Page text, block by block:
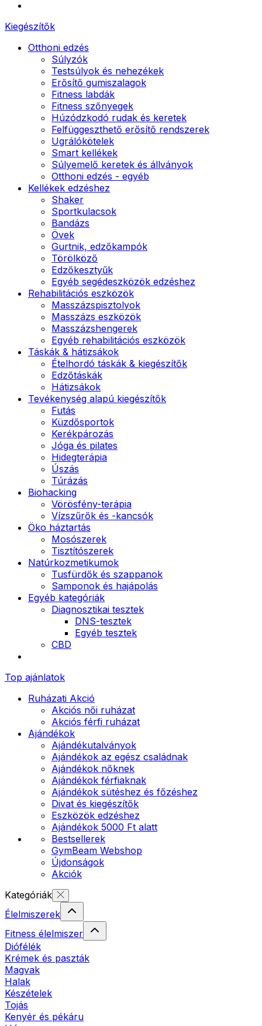
Kiegészítők
Otthoni edzés
Súlyzók
Testsúlyok és nehezékek
Erősítő gumiszalagok
Fitness labdák
Fitness szőnyegek
Húzódzkodó rudak és keretek
Felfüggeszthető erősítő rendszerek
Ugrálókötelek
Smart kellékek
Súlyemelő keretek és állványok
Otthoni edzés - egyéb
Kellékek edzéshez
Shaker
Sportkulacsok
Bandázs
Övek
Gurtnik, edzőkampók
Törölköző
Edzőkesztyűk
Egyéb segédeszközök edzéshez
Rehabilitációs eszközök
Masszázspisztolyok
Masszázs eszközök
Masszázshengerek
Egyéb rehabilitációs eszközök
Táskák & hátizsákok
Ételhordó táskák & kiegészítők
Edzőtáskák
Hátizsákok
Tevékenység alapú kiegészítők
Futás
Küzdősportok
Kerékpározás
Jóga és pilates
Hidegterápia
Úszás
Túrázás
Biohacking
Vörösfény-terápia
Vízszűrők és -kancsók
Öko háztartás
Mosószerek
Tisztítószerek
Natúrkozmetikumok
Tusfürdők és szappanok
Samponok és hajápolás
Egyéb kategóriák
Diagnosztikai tesztek
DNS-tesztek
Egyéb tesztek
CBD
Top ajánlatok
Ruházati Akció
Akciós női ruházat
Akciós férfi ruházat
Ajándékok
Ajándékutalványok
Ajándékok az egész családnak
Ajándékok nőknek
Ajándékok férfiaknak
Ajándékok sütéshez és főzéshez
Divat és kiegészítők
Eszközök edzéshez
Ajándékok 5000 Ft alatt
Bestsellerek
GymBeam Webshop
Újdonságok
Akciók
Kategóriák
Élelmiszerek
Fitness élelmiszer
Diófélék
Krémek és paszták
Magvak
Halak
Készételek
Tojás
Kenyér és pékáru